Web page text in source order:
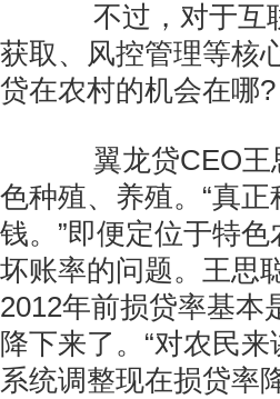
不过，对于互联
获取、风控管理等核
贷在农村的机会在哪?
翼龙贷CEO王
色种殖、养殖。“真
钱。”即便定位于特
坏账率的问题。王思
2012年前损贷率基本
降下来了。“对农民
系统调整现在损贷率